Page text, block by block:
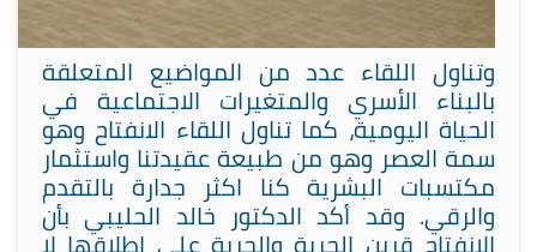
وتناول اللقاء عدد من المواضيع المتعلقة
بالبناء الأسري والمتغيرات الاجتماعية في
الحياة اليومية، كما تناول اللقاء الانفتاح وهو
سمة العصر وهو من طبيعة عقيدتنا واستثمار
مكتسبات البشرية كنا اكثر جدارة بالتقدم
والرقي. وقد أكد الدكتور خالد الحليبي بأن